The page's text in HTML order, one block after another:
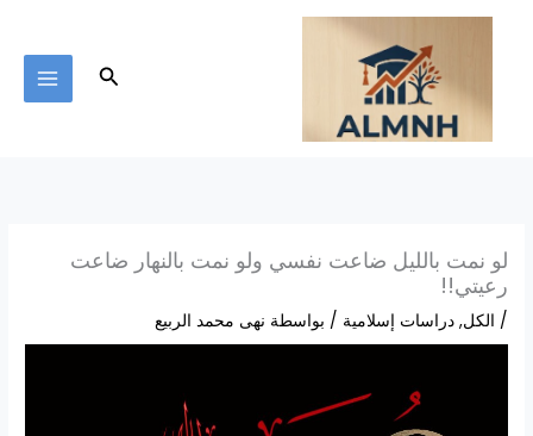
تخطي
البحث
لو نمت بالليل ضاعت نفسي ولو نمت بالنهار ضاعت
رعيتي!!
/ الكل,دراسات إسلامية / بواسطة نهى محمد الربيع